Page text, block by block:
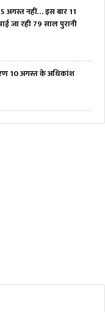
नहीं… इस बार 11
जा रही 79 साल पुरानी
10 अगस्त के अधिकांश